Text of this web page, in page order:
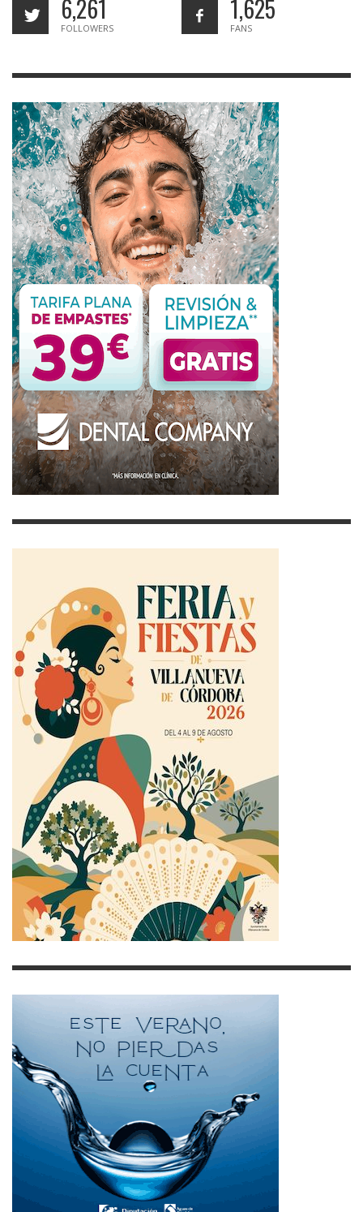
6,261
FOLLOWERS
1,625
FANS